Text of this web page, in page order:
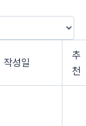
작성일
추
천